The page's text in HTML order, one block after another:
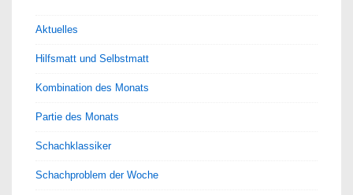
Aktuelles
Hilfsmatt und Selbstmatt
Kombination des Monats
Partie des Monats
Schachklassiker
Schachproblem der Woche